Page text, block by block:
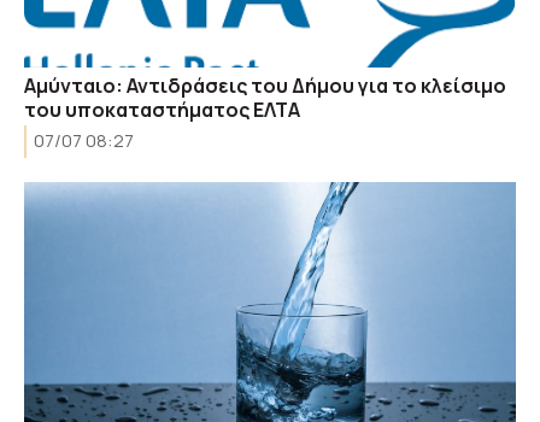
Αμύνταιο: Αντιδράσεις του Δήμου για το κλείσιμο
του υποκαταστήματος ΕΛΤΑ
07/07 08:27